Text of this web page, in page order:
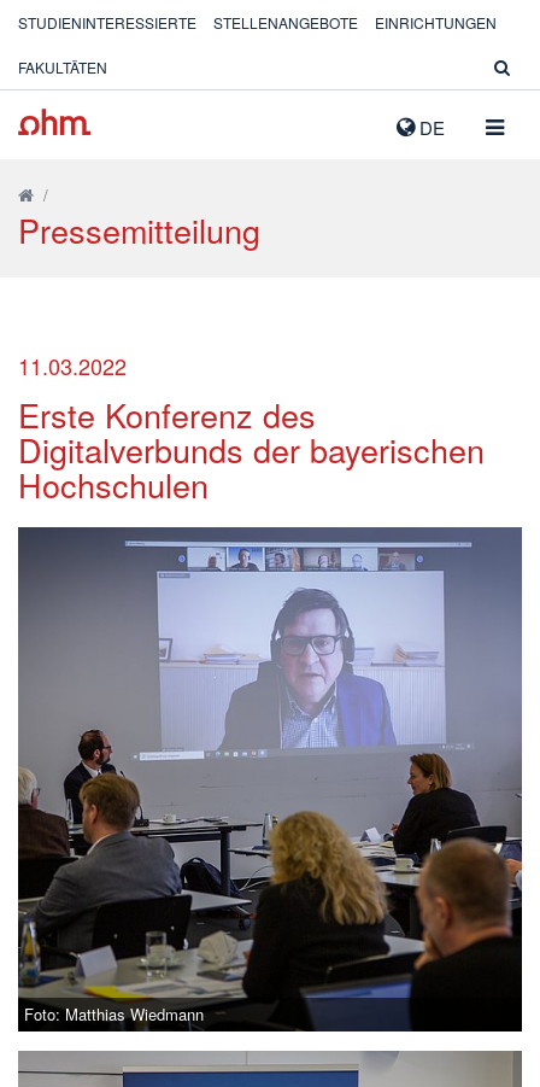
DE
STUDIENINTERESSIERTE STELLENANGEBOTE EINRICHTUNGEN
FAKULTÄTEN
/
Pressemitteilung
11.03.2022
Erste Konferenz des
Digitalverbunds der bayerischen
Hochschulen
Foto: Matthias Wiedmann